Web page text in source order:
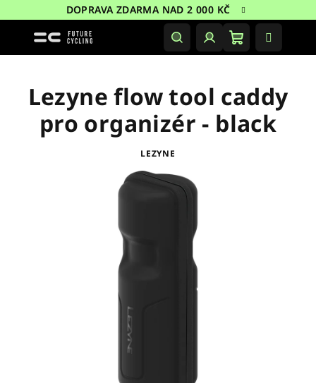
na
DOPRAVA ZDARMA NAD 2 000 KČ
HledatPřihlášeníNákupní
Lezyne flow tool caddy
pro organizér - black
LEZYNE